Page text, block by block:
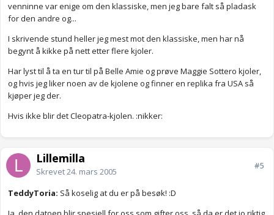
venninne var enige om den klassiske, men jeg bare falt så pladask
for den andre og...
I skrivende stund heller jeg mest mot den klassiske, men har nå
begynt å kikke på nett etter flere kjoler.
Har lyst til å ta en tur til på Belle Amie og prøve Maggie Sottero kjoler,
og hvis jeg liker noen av de kjolene og finner en replika fra USA så
kjøper jeg der.
Hvis ikke blir det Cleopatra-kjolen. :nikker:
Lillemilla
Skrevet24. mars 2005
#5
TeddyToria: Så koselig at du er på besøk! :D